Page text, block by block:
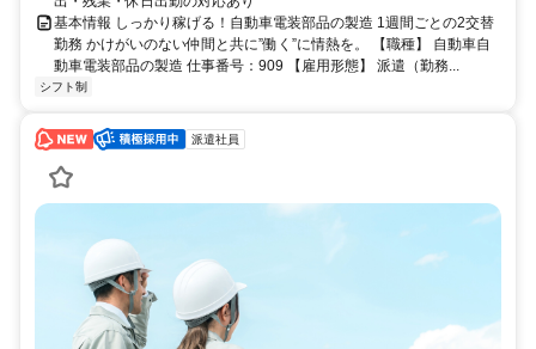
基本情報 しっかり稼げる！自動車電装部品の製造 1週間ごとの2交替
勤務 かけがいのない仲間と共に”働く”に情熱を。 【職種】 自動車自
動車電装部品の製造 仕事番号：909 【雇用形態】 派遣（勤務...
シフト制
派遣社員